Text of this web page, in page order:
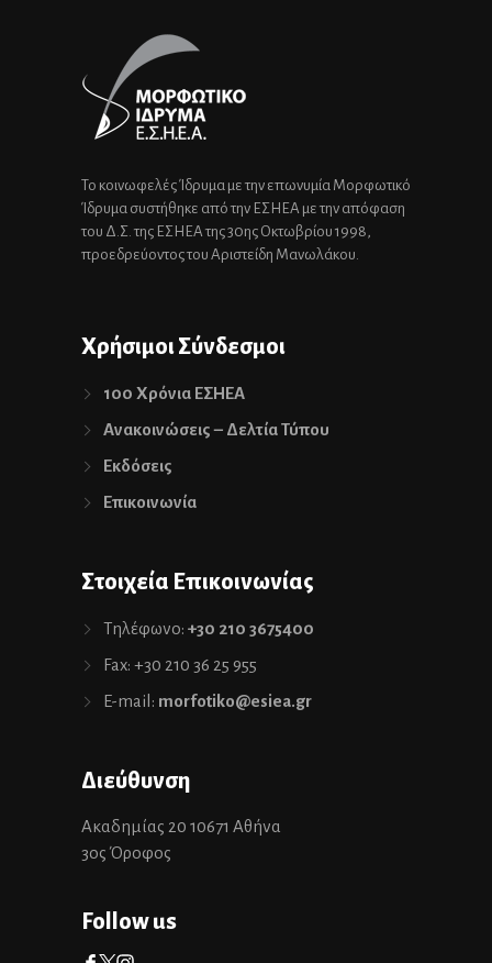
Το κοινωφελές Ίδρυμα με την επωνυμία Μορφωτικό
Ίδρυμα συστήθηκε από την ΕΣΗΕΑ με την απόφαση
του Δ.Σ. της ΕΣΗΕΑ της 30ης Οκτωβρίου 1998,
προεδρεύοντος του Αριστείδη Μανωλάκου.
Χρήσιμοι Σύνδεσμοι
100 Χρόνια ΕΣΗΕΑ
Ανακοινώσεις – Δελτία Τύπου
Εκδόσεις
Επικοινωνία
Στοιχεία Επικοινωνίας
Τηλέφωνο: +30 210 3675400
Fax: +30 210 36 25 955
E-mail: morfotiko@esiea.gr
Διεύθυνση
Ακαδημίας 20 10671 Αθήνα
3ος Όροφος
Follow us